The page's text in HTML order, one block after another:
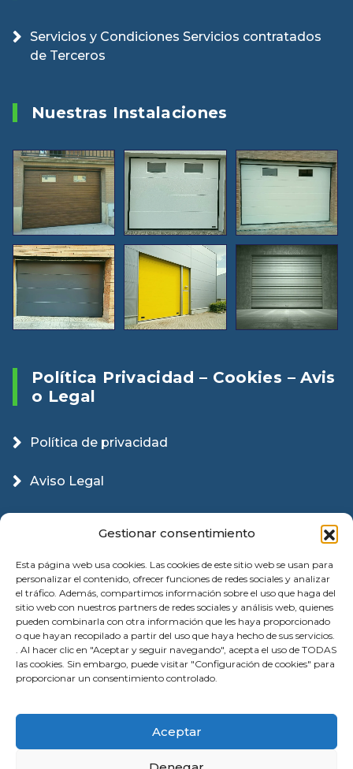
Gestionar consentimiento
Esta página web usa cookies. Las cookies de este sitio web se usan para
personalizar el contenido, ofrecer funciones de redes sociales y analizar
el tráfico. Además, compartimos información sobre el uso que haga del
sitio web con nuestros partners de redes sociales y análisis web, quienes
pueden combinarla con otra información que les haya proporcionado
o que hayan recopilado a partir del uso que haya hecho de sus servicios.
. Al hacer clic en "Aceptar y seguir navegando", acepta el uso de TODAS
las cookies. Sin embargo, puede visitar "Configuración de cookies" para
proporcionar un consentimiento controlado.
Aceptar
Servicios y Condiciones Servicios contratados
de Terceros
Nuestras Instalaciones
Política Privacidad – Cookies – Avis
O Legal
Política de privacidad
Aviso Legal
© 2026 Instalación Puertas Garaje Valencia |
Reparación | All Rights Reserved